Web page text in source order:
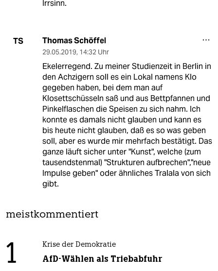
Irrsinn.
TS Thomas Schöffel
29.05.2019, 14:32 Uhr
Ekelerregend. Zu meiner Studienzeit in Berlin in
den Achzigern soll es ein Lokal namens Klo
gegeben haben, bei dem man auf
Klosettschüsseln saß und aus Bettpfannen und
Pinkelflaschen die Speisen zu sich nahm. Ich
konnte es damals nicht glauben und kann es
bis heute nicht glauben, daß es so was geben
soll, aber es wurde mir mehrfach bestätigt. Das
ganze läuft sicher unter "Kunst", welche (zum
tausendstenmal) "Strukturen aufbrechen","neue
Impulse geben" oder ähnliches Tralala von sich
gibt.
meistkommentiert
1 Krise der Demokratie
AfD-Wählen als Triebabfuhr